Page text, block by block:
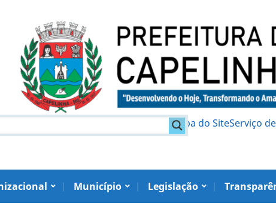
Mapa do SiteServiço
Município Legislação